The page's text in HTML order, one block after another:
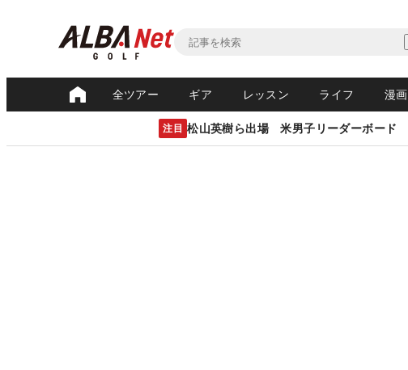
全ツアー ギア レッスン ライフ 漫画
注目 松山英樹ら出場 米男子リーダーボード